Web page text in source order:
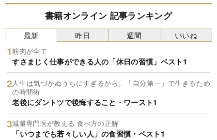
書籍オンライン 記事ランキング
最新
筋肉が全て
すさまじく仕事ができる人の「休日の習慣」ベスト1
人生は気づかぬうちにすぎるから。「自分第一」で生きるため
の時間術
老後にダントツで後悔すること・ワースト1
減量専門医が教える 食べ方の正解
「いつまでも若々しい人」の食習慣・ベスト1
昨日 週間 いいね